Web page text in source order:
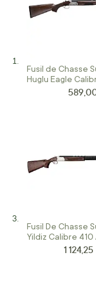
Fusil de Chasse
Huglu Eagle
Prix
Fusil De Chasse
Yildiz Calibre 410
SilencieuxPrix
1